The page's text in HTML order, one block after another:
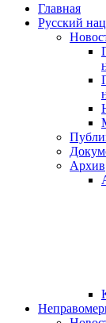
Главная
Русский
Архив